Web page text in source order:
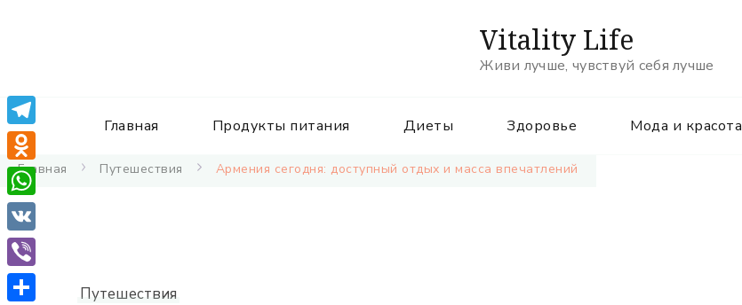
Vitality Life
Живи лучше, чувствуй себя лучше
Главная Продукты питания Диеты Здоровье Мода и красота
Главная Путешествия Армения сегодня: доступный отдых и масса впечатлений
Путешествия
Telegram
Odnoklassniki
WhatsApp
VK
Viber